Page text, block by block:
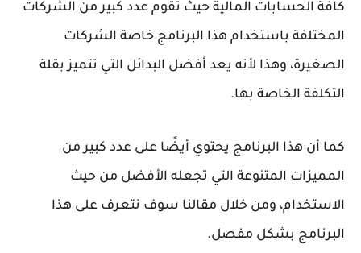
كافة الحسابات المالية حيث تقوم عدد كبير من الشركات
المختلفة باستخدام هذا البرنامج خاصة الشركات
الصغيرة، وهذا لأنه يعد أفضل البدائل التي تتميز بقلة
التكلفة الخاصة بها.
كما أن هذا البرنامج يحتوي أيضًا على عدد كبير من
المميزات المتنوعة التي تجعله الأفضل من حيث
الاستخدام، ومن خلال مقالنا سوف نتعرف على هذا
البرنامج بشكل مفصل.